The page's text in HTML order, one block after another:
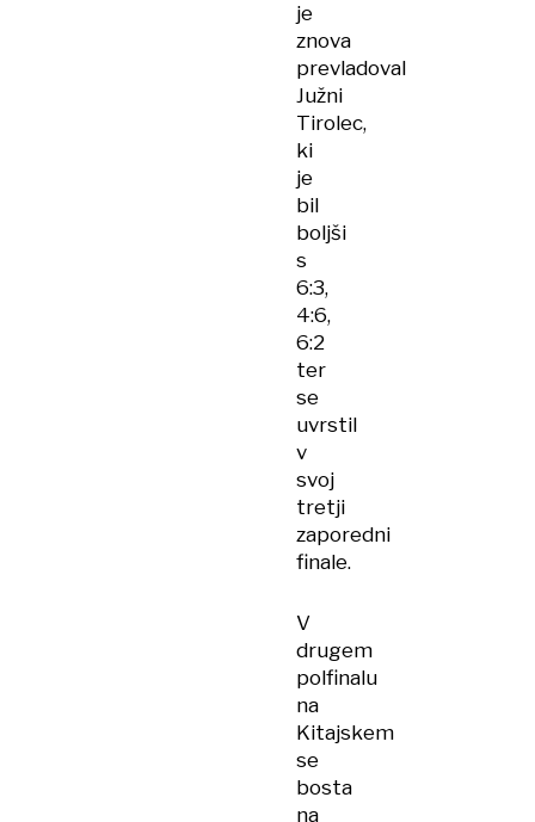
je
znova
prevladoval
Južni
Tirolec,
ki
je
bil
boljši
s
6:3,
4:6,
6:2
ter
se
uvrstil
v
svoj
tretji
zaporedni
finale.
V
drugem
polfinalu
na
Kitajskem
se
bosta
na